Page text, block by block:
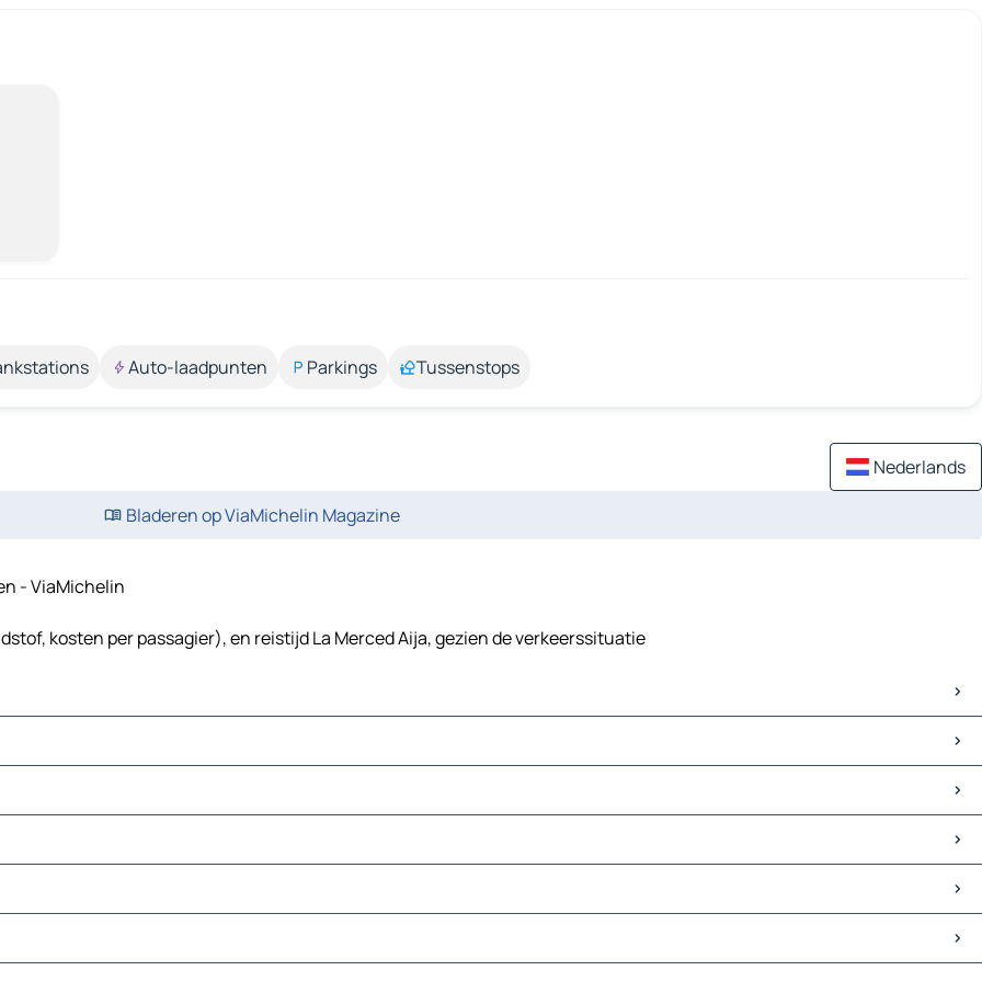
Auto-laadpunten Parkings Tussenstops
Nederlands
Bladeren op ViaMichelin Magazine
- ViaMichelin
kosten per passagier), en reistijd La Merced Aija, gezien de verkeerssituatie